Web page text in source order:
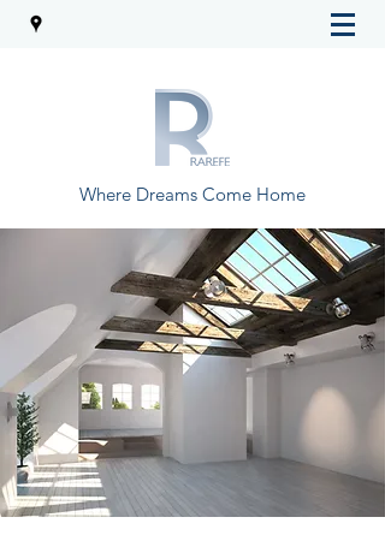
Where Dreams Come Home